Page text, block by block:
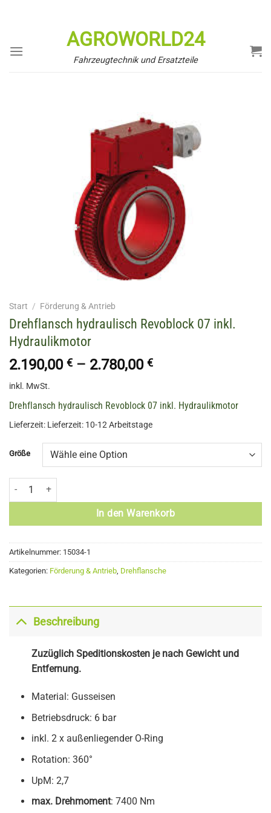
AGROWORLD24
Fahrzeugtechnik und Ersatzteile
Start / Förderung & Antrieb
Drehflansch hydraulisch Revoblock 07 inkl.
Hydraulikmotor
2.190,00 € – 2.780,00 €
inkl. MwSt.
Drehflansch hydraulisch Revoblock 07 inkl. Hydraulikmotor
Lieferzeit: Lieferzeit: 10-12 Arbeitstage
Größe
Drehflansch hydraulisch Revoblock 07 inkl. Hydraulikmotor Menge
In den Warenkorb
Artikelnummer: 15034-1
Kategorien: Förderung & Antrieb, Drehflansche
Beschreibung
Zuzüglich Speditionskosten je nach Gewicht und
Entfernung.
Material: Gusseisen
Betriebsdruck: 6 bar
inkl. 2 x außenliegender O-Ring
Rotation: 360°
UpM: 2,7
max. Drehmoment: 7400 Nm